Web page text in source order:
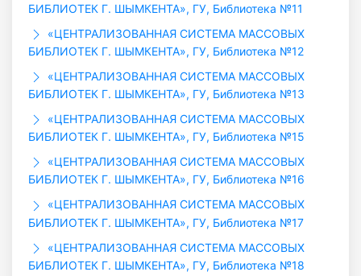
БИБЛИОТЕК Г. ШЫМКЕНТА», ГУ, Библиотека №11
«ЦЕНТРАЛИЗОВАННАЯ СИСТЕМА МАССОВЫХ
БИБЛИОТЕК Г. ШЫМКЕНТА», ГУ, Библиотека №12
«ЦЕНТРАЛИЗОВАННАЯ СИСТЕМА МАССОВЫХ
БИБЛИОТЕК Г. ШЫМКЕНТА», ГУ, Библиотека №13
«ЦЕНТРАЛИЗОВАННАЯ СИСТЕМА МАССОВЫХ
БИБЛИОТЕК Г. ШЫМКЕНТА», ГУ, Библиотека №15
«ЦЕНТРАЛИЗОВАННАЯ СИСТЕМА МАССОВЫХ
БИБЛИОТЕК Г. ШЫМКЕНТА», ГУ, Библиотека №16
«ЦЕНТРАЛИЗОВАННАЯ СИСТЕМА МАССОВЫХ
БИБЛИОТЕК Г. ШЫМКЕНТА», ГУ, Библиотека №17
«ЦЕНТРАЛИЗОВАННАЯ СИСТЕМА МАССОВЫХ
БИБЛИОТЕК Г. ШЫМКЕНТА», ГУ, Библиотека №18